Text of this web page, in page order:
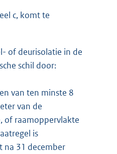
c, komt te
of deurisolatie in de
schil door:
van ten minste 8
van de
of raamoppervlakte
is
na 31 december